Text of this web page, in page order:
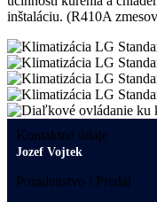
inštaláciu. (R410A
Kontaktné údaje
Jozef Vojtek
Poradenstvo l Predaj